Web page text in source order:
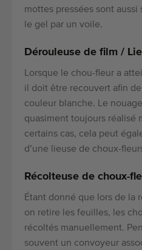
mottes pressées sont
le gel par un voile.
Dérouleuse de film /
Lorsque le chou-fleur a
il doit être recouvert afin
couleur blanche. Le
quasiment toujours réalisé
certains cas, cela peut
d’une lieuse de choux-
Récolteuse de choux-
Étant donné que lors de la
on retire les feuilles, les
récoltés manuellement.
souvent un convoyeur